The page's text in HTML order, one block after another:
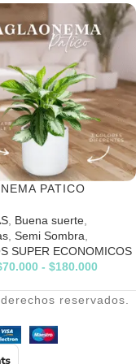
PATICO
Buena suerte
Semi Sombra
SUPER ECONOMICOS
70.000 - $180.000
reservados.